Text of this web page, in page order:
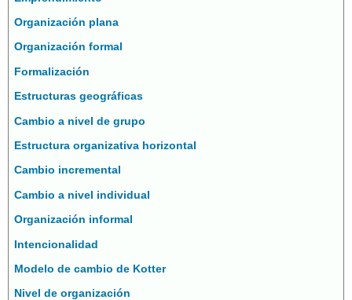
Organización plana
Organización formal
Formalización
Estructuras geográficas
Cambio a nivel de grupo
Estructura organizativa horizontal
Cambio incremental
Cambio a nivel individual
Organización informal
Intencionalidad
Modelo de cambio de Kotter
Nivel de organización